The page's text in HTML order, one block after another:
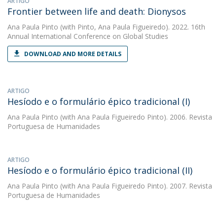
Frontier between life and death: Dionysos
Ana Paula Pinto (with Pinto, Ana Paula Figueiredo). 2022. 16th
Annual International Conference on Global Studies
DOWNLOAD AND MORE DETAILS
ARTIGO
Hesíodo e o formulário épico tradicional (I)
Ana Paula Pinto (with Ana Paula Figueiredo Pinto). 2006. Revista
Portuguesa de Humanidades
ARTIGO
Hesíodo e o formulário épico tradicional (II)
Ana Paula Pinto (with Ana Paula Figueiredo Pinto). 2007. Revista
Portuguesa de Humanidades